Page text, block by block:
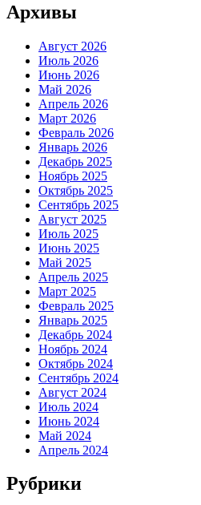
Архивы
Август 2026
Июль 2026
Июнь 2026
Май 2026
Апрель 2026
Март 2026
Февраль 2026
Январь 2026
Декабрь 2025
Ноябрь 2025
Октябрь 2025
Сентябрь 2025
Август 2025
Июль 2025
Июнь 2025
Май 2025
Апрель 2025
Март 2025
Февраль 2025
Январь 2025
Декабрь 2024
Ноябрь 2024
Октябрь 2024
Сентябрь 2024
Август 2024
Июль 2024
Июнь 2024
Май 2024
Апрель 2024
Рубрики